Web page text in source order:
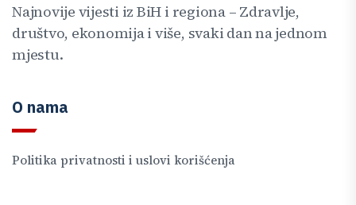
Najnovije vijesti iz BiH i regiona – Zdravlje,
društvo, ekonomija i više, svaki dan na jednom
mjestu.
O nama
Politika privatnosti i uslovi korišćenja